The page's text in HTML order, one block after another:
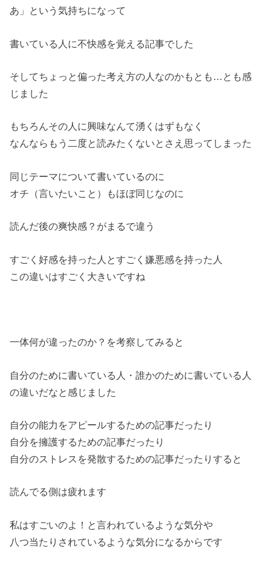
あ」という気持ちになって
書いている人に不快感を覚える記事でした
そしてちょっと偏った考え方の人なのかもとも…とも感
じました
もちろんその人に興味なんて湧くはずもなく
なんならもう二度と読みたくないとさえ思ってしまった
同じテーマについて書いているのに
オチ（言いたいこと）もほぼ同じなのに
読んだ後の爽快感？がまるで違う
すごく好感を持った人とすごく嫌悪感を持った人
この違いはすごく大きいですね
一体何が違ったのか？を考察してみると
自分のために書いている人・誰かのために書いている人
の違いだなと感じました
自分の能力をアピールするための記事だったり
自分を擁護するための記事だったり
自分のストレスを発散するための記事だったりすると
読んでる側は疲れます
私はすごいのよ！と言われているような気分や
八つ当たりされているような気分になるからです